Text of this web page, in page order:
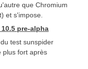
que Chromium
et s'impose.
pre-alpha
test sunspider
plus fort après